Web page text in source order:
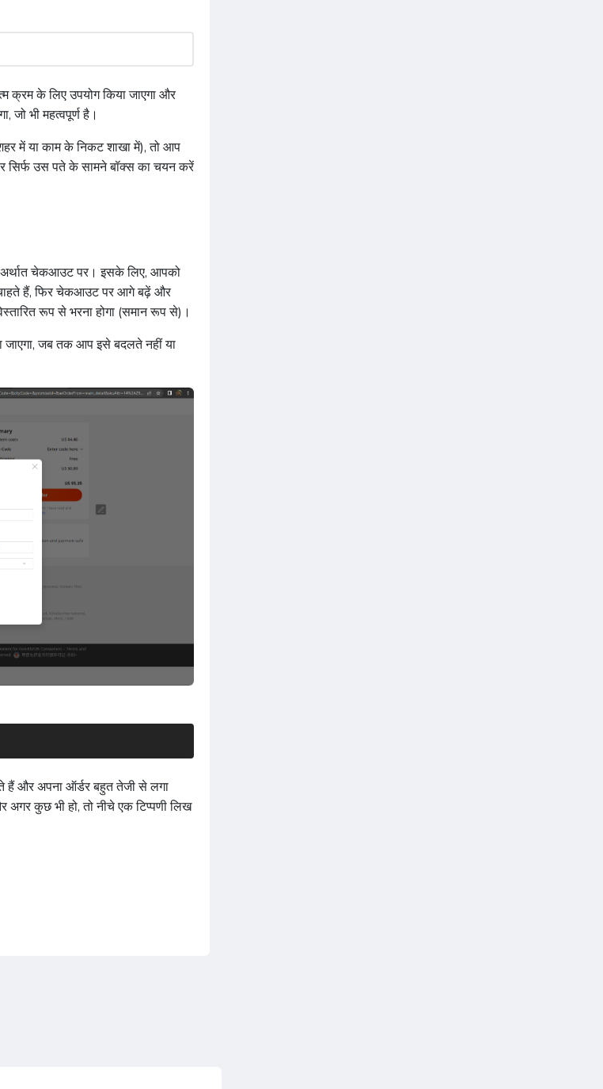
क्रम के लिए उपयोग किया जाएगा और
भी महत्वपूर्ण है।
में या काम के निकट शाखा में), तो आप
उस पते के सामने बॉक्स का चयन करें
चेकआउट पर। इसके लिए, आपको
चाहते हैं, फिर चेकआउट पर आगे बढ़ें और
रूप से भरना होगा (समान रूप से)।
जाएगा, जब तक आप इसे बदलते नहीं या
हैं और अपना ऑर्डर बहुत तेजी से लगा
कुछ भी हो, तो नीचे एक टिप्पणी लिख